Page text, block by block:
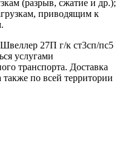
(разрыв, сжатие и др.);
приводящим к
27П г/к ст3сп/пс5
услугами
транспорта. Доставка
по всей территории